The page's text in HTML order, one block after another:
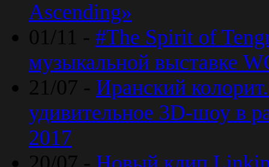
Ascending»
01/11 - #The Spirit of
музыкальной выставке
21/07 - Иранский
удивительное 3D-шоу в
2017